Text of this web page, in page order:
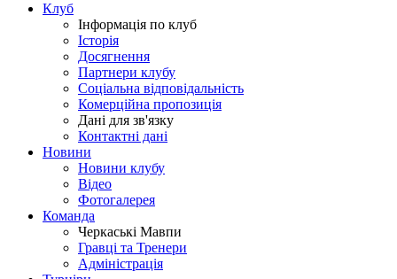
Клуб
Інформація по клуб
Історія
Досягнення
Партнери клубу
Соціальна відповідальність
Комерційна пропозиція
Дані для зв'язку
Контактні дані
Новини
Новини клубу
Відео
Фотогалерея
Команда
Черкаські Мавпи
Гравці та Тренери
Адміністрація